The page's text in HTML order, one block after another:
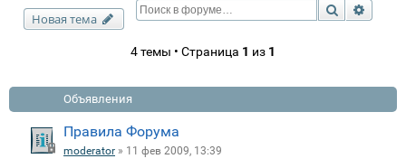
Новая тема
Поиск
4 темы • Страница 1 из 1
Объявления
Правила Форума
moderator » 11 фев 2009, 13:39